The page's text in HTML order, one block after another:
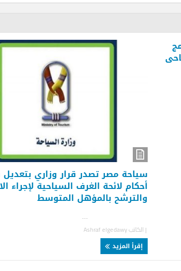
سياحة مصر تصدر قرار وزاري بتعديل بعض
أحكام لائحة الغرف السياحية لإجراء الانتخابات
والترشح بالمؤهل المتوسط
Ashraf elgedawy